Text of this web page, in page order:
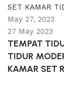
SET KAMAR
May 27, 2023
27 May 2023
TEMPAT
TIDUR
KAMAR SET